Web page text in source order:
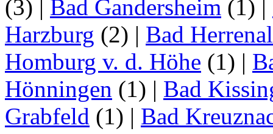
(3) | Bad Gandersheim (1) |
Harzburg (2) | Bad
Homburg v. d. Höhe (1) |
Hönningen (1) | Bad
Grabfeld (1) | Bad